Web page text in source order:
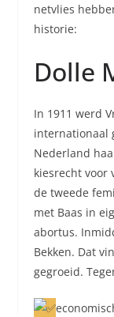
netvlies
historie:
Dolle
In 1911 werd
internationaal
Nederland
kiesrecht voor
de tweede
met Baas in
abortus.
Bekken. Dat
gegroeid.